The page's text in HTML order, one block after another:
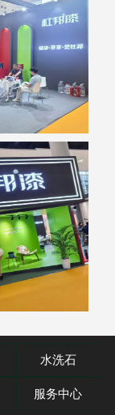
水洗石
服务中心